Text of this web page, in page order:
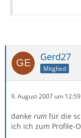
Gerd27
Mitglied
9. August 2007 um 12:59
danke rum für die
ich ich zum Profile-